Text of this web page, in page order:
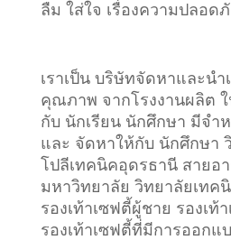
ลืม ใส่ใจ เรื่องความปลอด
เราเป็น บริษัทจัดหาและนำ
คุณภาพ จากโรงงานผลิต
กับ นักเรียน นักศึกษา มีจำ
และ จัดหาให้กับ นักศึกษา
โปลีเทคนิคอุดรธานี สายอ
มหาวิทยาลัย วิทยาลัยเทค
รองเท้าเซฟตี้ผู้ชาย รองเท้
รองเท้าเซฟตี้ที่มีการออก